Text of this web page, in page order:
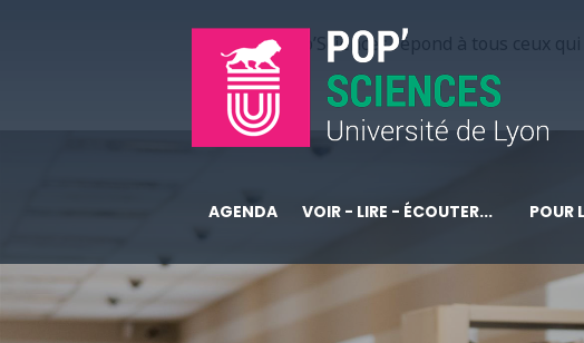
Pop’Sciences répond à tous ceux
AGENDA VOIR - LIRE - ÉCOUTER... POUR